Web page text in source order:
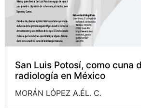
San Luis Potosí, como cuna
radiología en México
MORÁN LÓPEZ A.ÉL. C.